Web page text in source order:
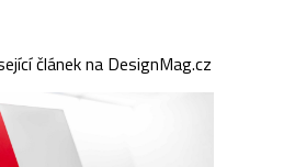
článek na DesignMag.cz